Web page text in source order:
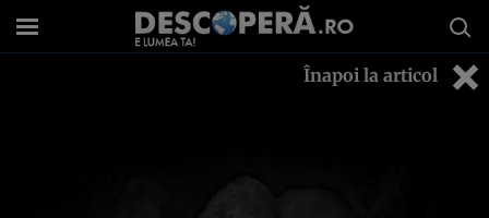
Înapoi la articol